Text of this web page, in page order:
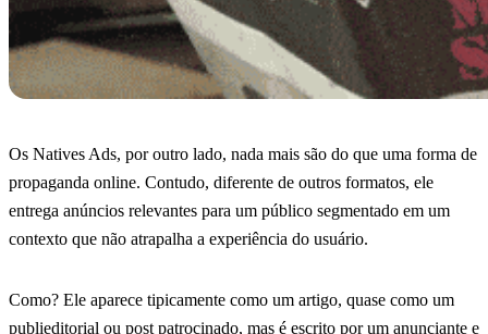
Os Natives Ads, por outro lado, nada mais são do que uma forma de
propaganda online. Contudo, diferente de outros formatos, ele
entrega anúncios relevantes para um público segmentado em um
contexto que não atrapalha a experiência do usuário.
Como? Ele aparece tipicamente como um artigo, quase como um
publieditorial ou post patrocinado, mas é escrito por um anunciante e